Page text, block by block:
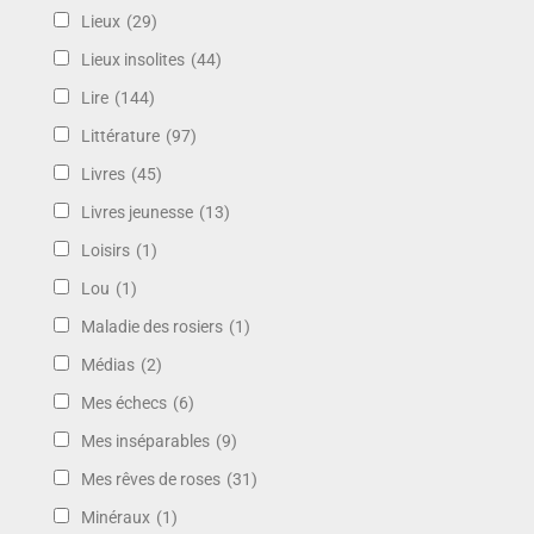
Lieux (29)
Lieux insolites (44)
Lire (144)
Littérature (97)
Livres (45)
Livres jeunesse (13)
Loisirs (1)
Lou (1)
Maladie des rosiers (1)
Médias (2)
Mes échecs (6)
Mes inséparables (9)
Mes rêves de roses (31)
Minéraux (1)